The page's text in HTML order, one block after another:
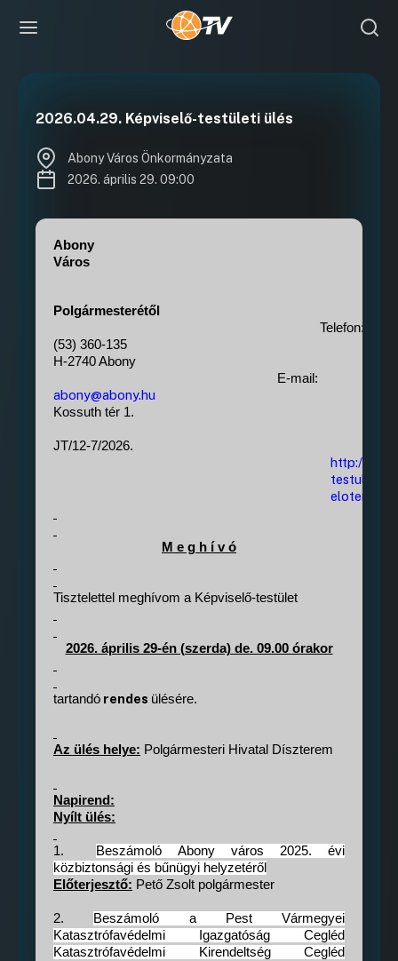
2026.04.29. Képviselő-testületi ülés
Abony Város Önkormányzata
2026. április 29. 09:00
Abony
Város
Polgármesterétől
Telefon:
(53) 360-135
H-2740 Abony
E-mail:
abony@abony.hu
Kossuth tér 1.
JT/12-7/2026.
http://
testulet/
M e g h í v ó
Tisztelettel meghívom a Képviselő-testület
2026. április 29-én (szerda) de. 09.00 órakor
tartandó rendes ülésére.
Az ülés helye: Polgármesteri Hivatal Díszterem
Napirend:
Nyílt ülés:
1.
Beszámoló Abony város 2025. évi
közbiztonsági és bűnügyi helyzetéről
Előterjesztő: Pető Zsolt polgármester
2.
Beszámoló a Pest Vármegyei
Katasztrófavédelmi Igazgatóság Cegléd
Katasztrófavédelmi Kirendeltség Cegléd